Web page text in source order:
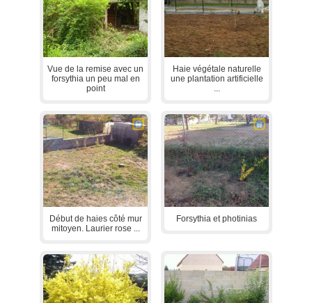
Vue de la remise avec un
forsythia un peu mal en
point
Haie végétale naturelle
une plantation artificielle
Début de haies côté mur
mitoyen. Laurier rose ...
Forsythia et photinias